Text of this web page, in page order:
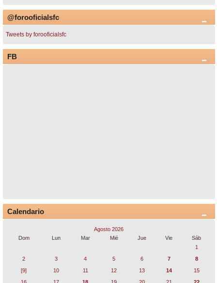
@forooficialsfc
Tweets by forooficialsfc
FB
Calendario
Agosto 2026
Dom
Lun Mar Mié Jue Vie
Sáb
1
2
3 4 5 6 7
8
[9]
10 11 12 13 14
15
16
17 18 19 20 21 22